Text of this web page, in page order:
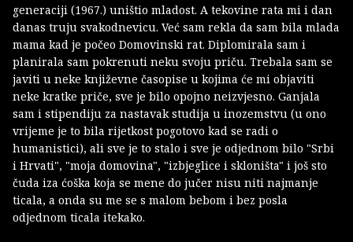
generaciji (1967.) uništio mladost. A tekovine rata mi i dan
danas truju svakodnevicu. Već sam rekla da sam bila mlada
mama kad je počeo Domovinski rat. Diplomirala sam i
planirala sam pokrenuti neku svoju priču. Trebala sam se
javiti u neke književne časopise u kojima će mi objaviti
neke kratke priče, sve je bilo opojno neizvjesno. Ganjala
sam i stipendiju za nastavak studija u inozemstvu (u ono
vrijeme je to bila rijetkost pogotovo kad se radi o
humanistici), ali sve je to stalo i sve je odjednom bilo "Srbi
i Hrvati", "moja domovina", "izbjeglice i skloništa" i još sto
čuda iza ćoška koja se mene do jučer nisu niti najmanje
ticala, a onda su me se s malom bebom i bez posla
odjednom ticala itekako.